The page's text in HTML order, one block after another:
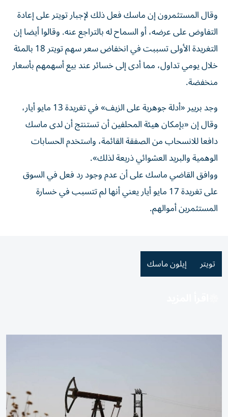
وقال المستثمرون إن ماسك فعل ذلك لإجبار تويتر على إعادة
التفاوض على عرضه، أو السماح له ‌بالتراجع عنه. ‌وقالوا أيضا إن
التغريدة الأولى تسببت في ⁠انخفاض سعر سهم تويتر 18 بالمئة
خلال يومي تداول، مما ‌أدى إلى خسائر عند بيع أسهمهم بأسعار
منخفضة.
وجد بريير «أدلة جوهرية على الزيف» في تغريدة 13 مايو أيار،
وقال إن «بإمكان هيئة المحلفين ⁠أن تستنتج أن لدى ماسك
دافعا للانسحاب من الصفقة القائمة، واستخدم ​الحسابات
الوهمية والبريد العشوائي ذريعة لذلك».
ووافق القاضي ماسك على أن عدم وجود رد فعل في السوق
على تغريدة 17 مايو أيار يعني أنها ⁠لم تتسبب في خسارة
المستثمرين أموالهم.
تويتر إيلون ماسك